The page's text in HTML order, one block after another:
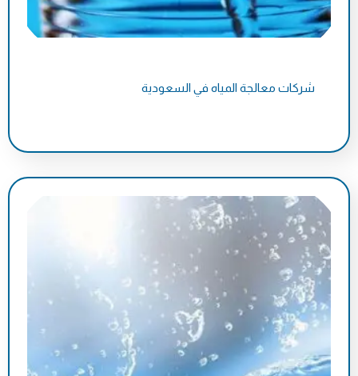
شركات معالجة المياه في السعودية